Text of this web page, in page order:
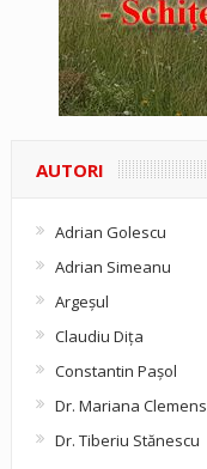
AUTORI
Adrian Golescu
Adrian Simeanu
Argeşul
Claudiu Diţa
Constantin Pașol
Dr. Mariana Clemens
Dr. Tiberiu Stănescu